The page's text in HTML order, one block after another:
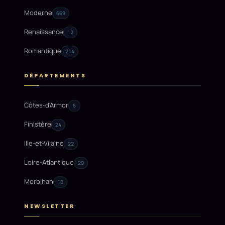
Moderne 669
Renaissance 12
Romantique 214
DÉPARTEMENTS
Côtes-d'Armor 5
Finistère 24
Ille-et-Vilaine 22
Loire-Atlantique 29
Morbihan 10
NEWSLETTER